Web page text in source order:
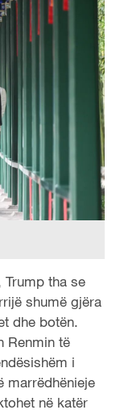
Trump tha se
shumë gjëra
dhe botën.
Renmin të
i
marrëdhënieje
në katër